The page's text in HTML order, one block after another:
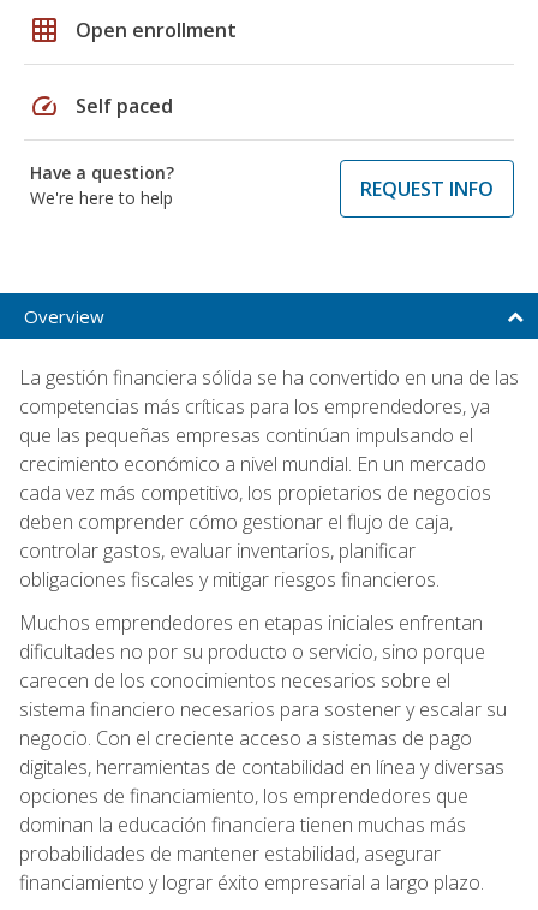
grid_on Open enrollment
speed Self paced
Have a question?
We're here to help
REQUEST INFO
Overview
La gestión financiera sólida se ha convertido en una de las
competencias más críticas para los emprendedores, ya
que las pequeñas empresas continúan impulsando el
crecimiento económico a nivel mundial. En un mercado
cada vez más competitivo, los propietarios de negocios
deben comprender cómo gestionar el flujo de caja,
controlar gastos, evaluar inventarios, planificar
obligaciones fiscales y mitigar riesgos financieros.
Muchos emprendedores en etapas iniciales enfrentan
dificultades no por su producto o servicio, sino porque
carecen de los conocimientos necesarios sobre el
sistema financiero necesarios para sostener y escalar su
negocio. Con el creciente acceso a sistemas de pago
digitales, herramientas de contabilidad en línea y diversas
opciones de financiamiento, los emprendedores que
dominan la educación financiera tienen muchas más
probabilidades de mantener estabilidad, asegurar
financiamiento y lograr éxito empresarial a largo plazo.